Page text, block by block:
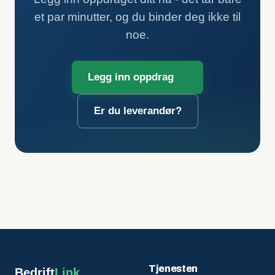
et par minutter, og du binder deg ikke til
noe.
Legg inn oppdrag
Er du leverandør?
Tjenesten